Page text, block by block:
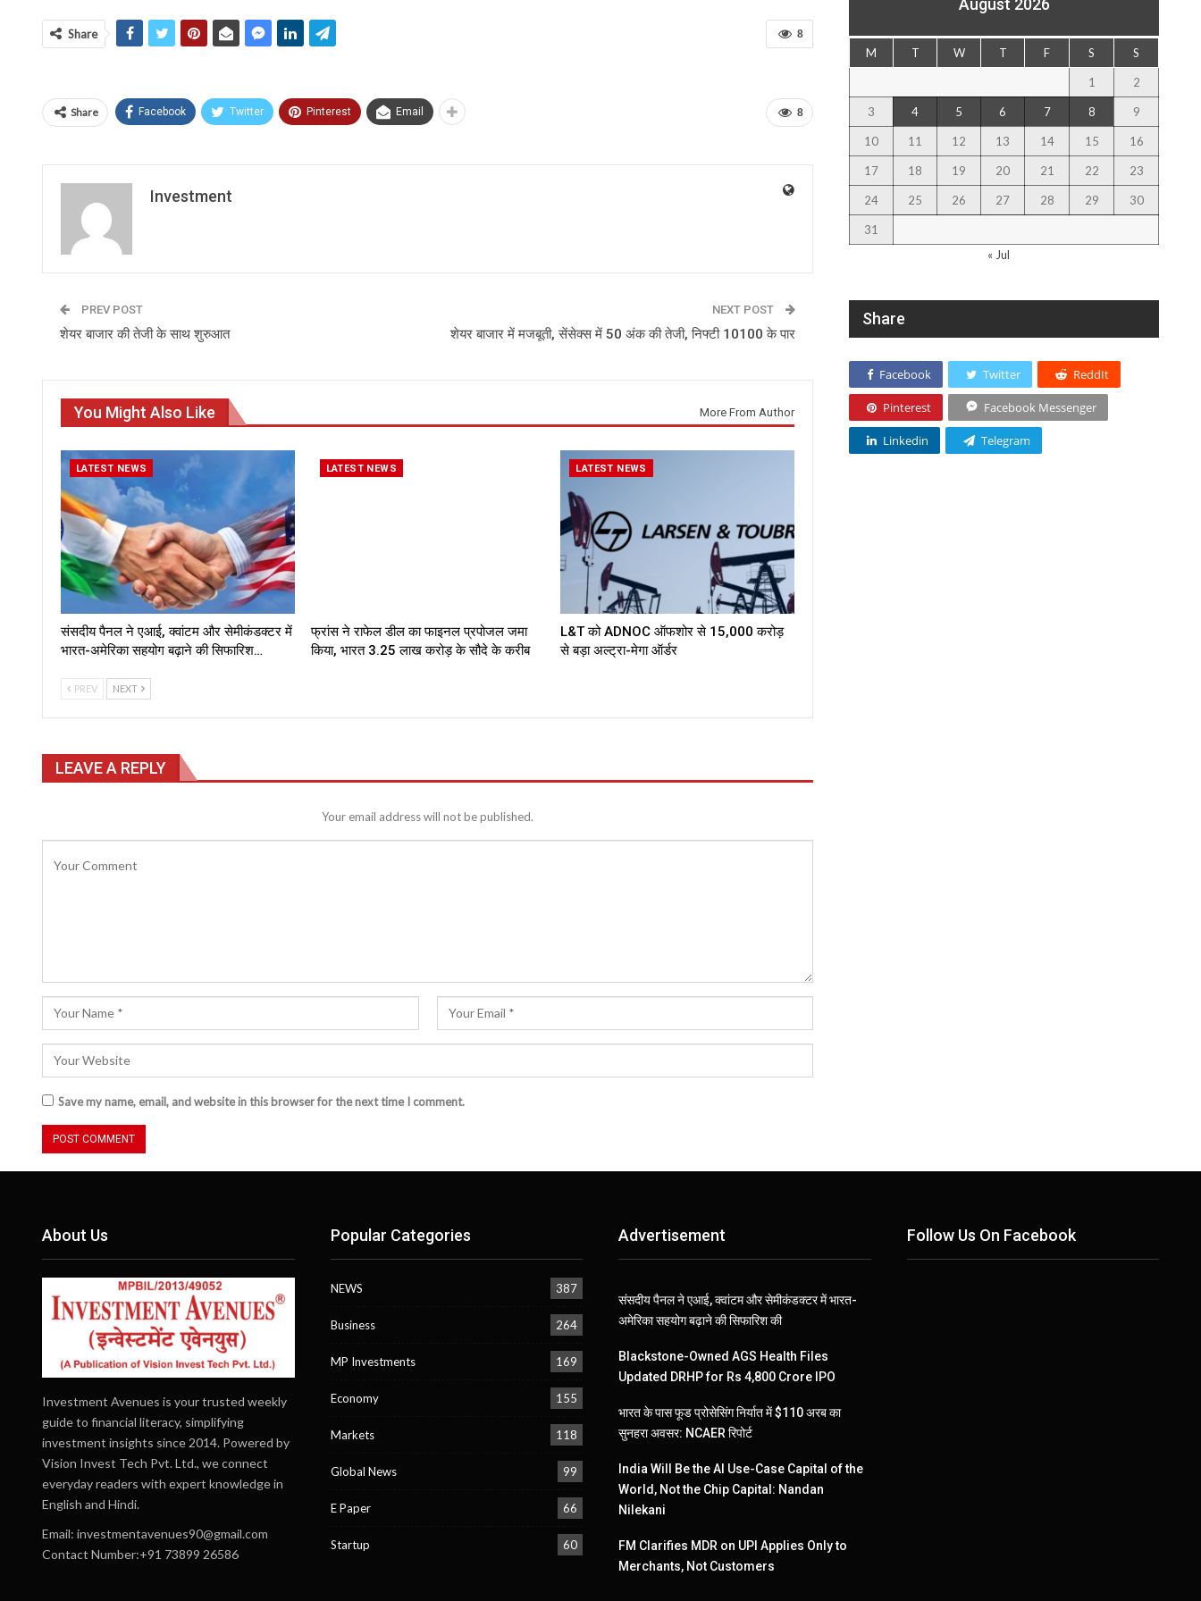
8
Share
8
Share Facebook Twitter Pinterest Email
Investment
PREV POST
शेयर बाजार की तेजी के साथ शुरुआत
NEXT POST
शेयर बाजार में मजबूती, सेंसेक्‍स में 50 अंक की तेजी, नि‍फ्‍टी 10100 के पार
You Might Also Like More From Author
LATEST NEWS
संसदीय पैनल ने एआई, क्वांटम और सेमीकंडक्टर में
भारत-अमेरिका सहयोग बढ़ाने की सिफारिश…
LATEST NEWS
फ्रांस ने राफेल डील का फाइनल प्रपोजल जमा
किया, भारत ₹3.25 लाख करोड़ के सौदे के करीब
LATEST NEWS
L&T को ADNOC ऑफशोर से ₹15,000 करोड़
से बड़ा अल्ट्रा-मेगा ऑर्डर
PREV NEXT
LEAVE A REPLY
Your email address will not be published.
Save my name, email, and website in this browser for the next time I comment.
August 2026
M T W T F S S
1 2
3 4 5 6 7 8 9
10 11 12 13 14 15 16
17 18 19 20 21 22 23
24 25 26 27 28 29 30
31
« Jul
Share
Facebook Twitter ReddIt
Pinterest Facebook Messenger
Linkedin Telegram
About Us
Investment Avenues is your trusted weekly
guide to financial literacy, simplifying
investment insights since 2014. Powered by
Vision Invest Tech Pvt. Ltd., we connect
everyday readers with expert knowledge in
English and Hindi.
Email: investmentavenues90@gmail.com
Contact Number:+91 73899 26586
Popular Categories
NEWS 387
Business 264
MP Investments 169
Economy 155
Markets 118
Global News 99
E Paper 66
Startup 60
Advertisement
संसदीय पैनल ने एआई, क्वांटम और सेमीकंडक्टर में भारत-
अमेरिका सहयोग बढ़ाने की सिफारिश की
Blackstone-Owned AGS Health Files
Updated DRHP for Rs 4,800 Crore IPO
भारत के पास फूड प्रोसेसिंग निर्यात में $110 अरब का
सुनहरा अवसर: NCAER रिपोर्ट
India Will Be the AI Use-Case Capital of the
World, Not the Chip Capital: Nandan
Nilekani
FM Clarifies MDR on UPI Applies Only to
Merchants, Not Customers
Follow Us On Facebook